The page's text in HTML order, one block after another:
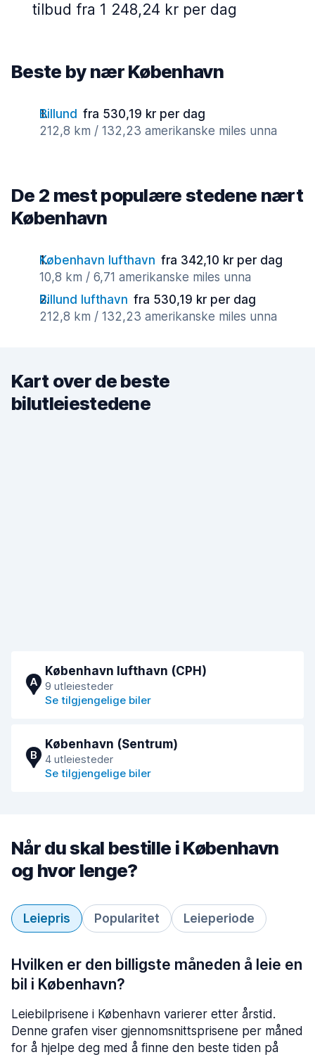
tilbud fra 1 248,24 kr per dag
Beste by nær København
Billund fra 530,19 kr per dag
212,8 km / 132,23 amerikanske miles unna
De 2 mest populære stedene nært
København
København lufthavn fra 342,10 kr per dag
10,8 km / 6,71 amerikanske miles unna
Billund lufthavn fra 530,19 kr per dag
212,8 km / 132,23 amerikanske miles unna
Kart over de beste
bilutleiestedene
A
København lufthavn (CPH)
9 utleiesteder
Se tilgjengelige biler
B
København (Sentrum)
4 utleiesteder
Se tilgjengelige biler
Når du skal bestille i København
og hvor lenge?
Leiepris Popularitet Leieperiode
Hvilken er den billigste måneden å leie en
bil i København?
Leiebilprisene i København varierer etter årstid.
Denne grafen viser gjennomsnittsprisene per måned
for å hjelpe deg med å finne den beste tiden på